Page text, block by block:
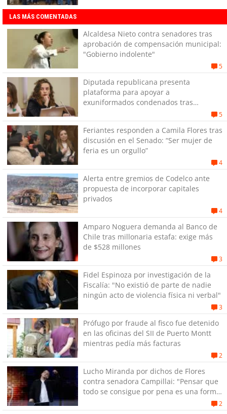
LAS MÁS COMENTADAS
Alcaldesa Nieto contra senadores tras
aprobación de compensación municipal:
"Gobierno indolente"
5
Diputada republicana presenta
plataforma para apoyar a
exuniformados condenados tras
5
Feriantes responden a Camila Flores tras
discusión en el Senado: “Ser mujer de
feria es un orgullo”
4
Alerta entre gremios de Codelco ante
propuesta de incorporar capitales
privados
4
Amparo Noguera demanda al Banco de
Chile tras millonaria estafa: exige más
de $528 millones
3
Fidel Espinoza por investigación de la
Fiscalía: "No existió de parte de nadie
ningún acto de violencia física ni verbal"
3
Prófugo por fraude al fisco fue detenido
en las oficinas del SII de Puerto Montt
mientras pedía más facturas
2
Lucho Miranda por dichos de Flores
contra senadora Campillai: "Pensar que
todo se consigue por pena es una forma
2